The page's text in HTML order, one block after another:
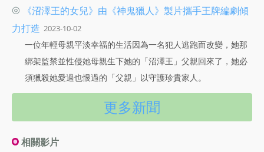
◎
《沼澤王的女兒》由《神鬼獵人》製片攜手王牌編劇傾
力打造 2023-10-02
一位年輕母親平淡幸福的生活因為一名犯人逃跑而改變，她那
綁架監禁並性侵她母親生下她的「沼澤王」父親回來了，她必
須獵殺她愛過也恨過的「父親」以守護珍貴家人。
更多新聞
相關影片